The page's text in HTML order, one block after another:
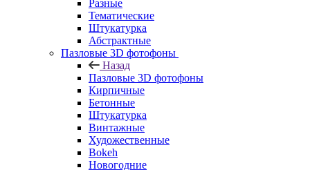
Разные
Тематические
Штукатурка
Абстрактные
Пазловые 3D фотофоны
Назад
Пазловые 3D фотофоны
Кирпичные
Бетонные
Штукатурка
Винтажные
Художественные
Bokeh
Новогодние